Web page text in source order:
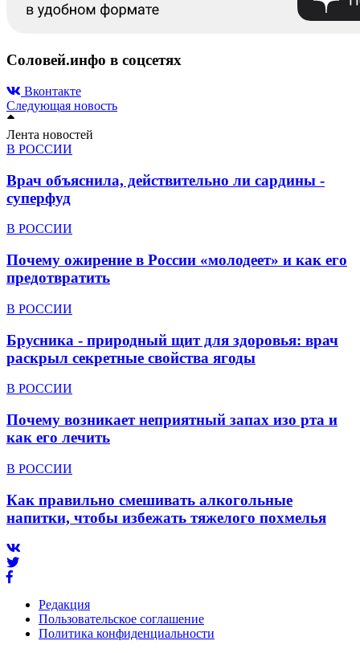
Соловей.инфо в соцсетях
Вконтакте
Следующая новость
Лента новостей
В РОССИИ
Врач объяснила, действительно ли сардины -
суперфуд
В РОССИИ
Почему ожирение в России «молодеет» и как его
предотвратить
В РОССИИ
Брусника - природный щит для здоровья: врач
раскрыл секретные свойства ягоды
В РОССИИ
Почему возникает неприятный запах изо рта и
как его лечить
В РОССИИ
Как правильно смешивать алкогольные
напитки, чтобы избежать тяжелого похмелья
Редакция
Пользовательское соглашение
Политика конфиденциальности